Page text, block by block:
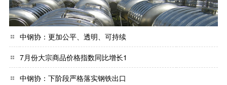
中钢协：更加公平、透明、可持续
7月份大宗商品价格指数同比增长1
中钢协：下阶段严格落实钢铁出口